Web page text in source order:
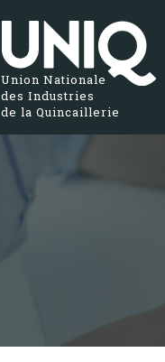
Union Nationale
des Industries
de la Quincaillerie